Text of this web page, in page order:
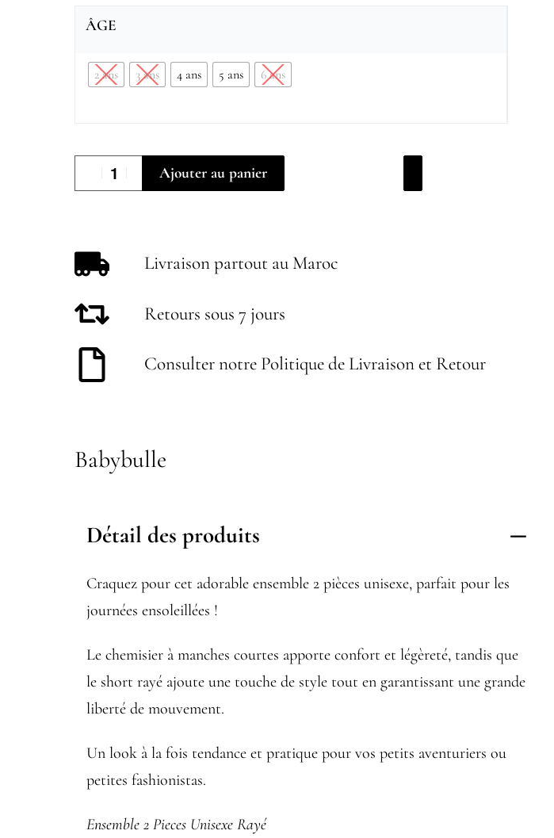
ÂGE
2 ans 3 ans 4 ans 5 ans 6 ans
Ajouter au panier
Livraison partout au Maroc
Retours sous 7 jours
Consulter notre Politique de Livraison et Retour
Babybulle
Détail des produits
Craquez pour cet adorable ensemble 2 pièces unisexe, parfait pour les
journées ensoleillées !
Le chemisier à manches courtes apporte confort et légèreté, tandis que
le short rayé ajoute une touche de style tout en garantissant une grande
liberté de mouvement.
Un look à la fois tendance et pratique pour vos petits aventuriers ou
petites fashionistas.
Ensemble 2 Pieces Unisexe Rayé